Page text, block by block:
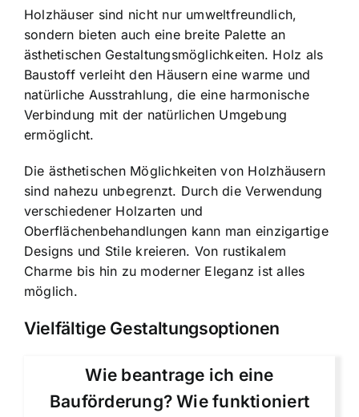
Holzhäuser sind nicht nur umweltfreundlich,
sondern bieten auch eine breite Palette an
ästhetischen Gestaltungsmöglichkeiten. Holz als
Baustoff verleiht den Häusern eine warme und
natürliche Ausstrahlung, die eine harmonische
Verbindung mit der natürlichen Umgebung
ermöglicht.
Die ästhetischen Möglichkeiten von Holzhäusern
sind nahezu unbegrenzt. Durch die Verwendung
verschiedener Holzarten und
Oberflächenbehandlungen kann man einzigartige
Designs und Stile kreieren. Von rustikalem
Charme bis hin zu moderner Eleganz ist alles
möglich.
Vielfältige Gestaltungsoptionen
Wie beantrage ich eine
Bauförderung? Wie funktioniert